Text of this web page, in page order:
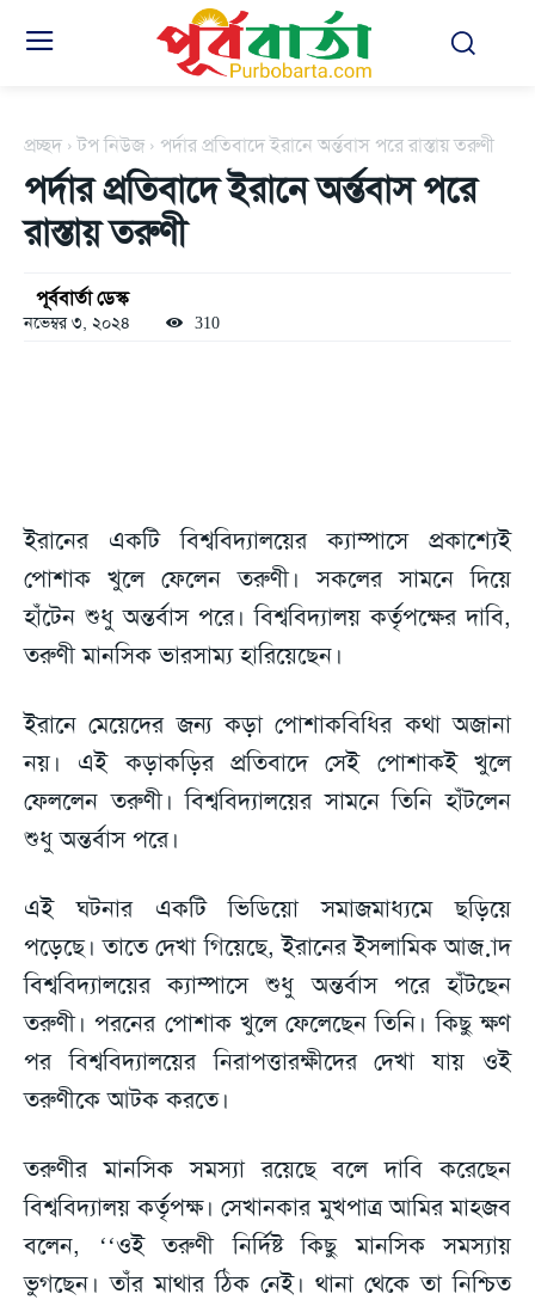
প্রচ্ছদ টপ নিউজ পর্দার প্রতিবাদে ইরানে অর্ন্তবাস পরে রাস্তায় তরুণী
পর্দার প্রতিবাদে ইরানে অর্ন্তবাস পরে
রাস্তায় তরুণী
পূর্ববার্তা ডেস্ক
নভেম্বর ৩, ২০২৪ 310
ইরানের একটি বিশ্ববিদ্যালয়ের ক্যাম্পাসে প্রকাশ্যেই
পোশাক খুলে ফেলেন তরুণী। সকলের সামনে দিয়ে
হাঁটেন শুধু অন্তর্বাস পরে। বিশ্ববিদ্যালয় কর্তৃপক্ষের দাবি,
তরুণী মানসিক ভারসাম্য হারিয়েছেন।
ইরানে মেয়েদের জন্য কড়া পোশাকবিধির কথা অজানা
নয়। এই কড়াকড়ির প্রতিবাদে সেই পোশাকই খুলে
ফেললেন তরুণী। বিশ্ববিদ্যালয়ের সামনে তিনি হাঁটলেন
শুধু অন্তর্বাস পরে।
এই ঘটনার একটি ভিডিয়ো সমাজমাধ্যমে ছড়িয়ে
পড়েছে। তাতে দেখা গিয়েছে, ইরানের ইসলামিক আজ়াদ
বিশ্ববিদ্যালয়ের ক্যাম্পাসে শুধু অন্তর্বাস পরে হাঁটছেন
তরুণী। পরনের পোশাক খুলে ফেলেছেন তিনি। কিছু ক্ষণ
পর বিশ্ববিদ্যালয়ের নিরাপত্তারক্ষীদের দেখা যায় ওই
তরুণীকে আটক করতে।
তরুণীর মানসিক সমস্যা রয়েছে বলে দাবি করেছেন
বিশ্ববিদ্যালয় কর্তৃপক্ষ। সেখানকার মুখপাত্র আমির মাহজব
বলেন, ‘‘ওই তরুণী নির্দিষ্ট কিছু মানসিক সমস্যায়
ভুগছেন। তাঁর মাথার ঠিক নেই। থানা থেকে তা নিশ্চিত